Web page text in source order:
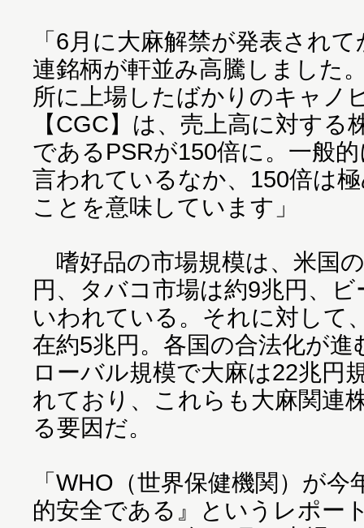
「6月に大麻解禁が発表され
連銘柄が軒並み高騰しました
所に上場したばかりのキャノ
【CGC】は、売上高に対する
であるPSRが150倍に。一般
言われているなか、150倍は
ことを意味しています」
嗜好品の市場規模は、米国
円、タバコ市場は約9兆円、
いわれている。それに対して
在約5兆円。各国の合法化が進
ローバル規模で大麻は22兆円
れており、これらも大麻関連
る要因だ。
「WHO（世界保健機関）が
的安全である』というレポー